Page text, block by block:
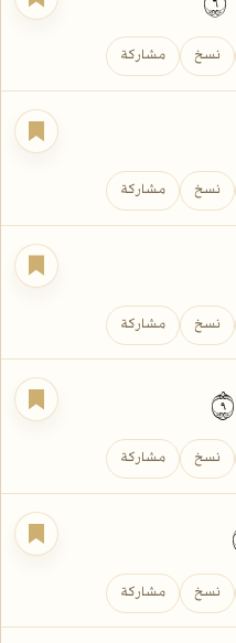
نسخ مشاركة
نسخ مشاركة
نسخ مشاركة
نسخ مشاركة
نسخ مشاركة